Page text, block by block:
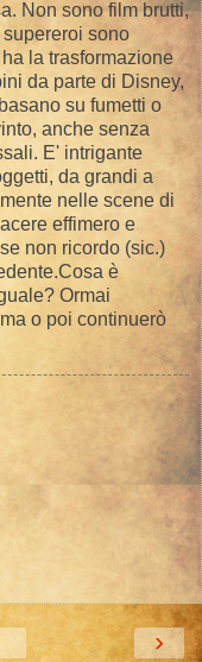
Non sono film brutti,
sono
la trasformazione
da parte di Disney,
su fumetti o
anche senza
E' intrigante
da grandi a
nelle scene di
effimero e
non ricordo (sic.)
è
Ormai
o poi continuerò
›